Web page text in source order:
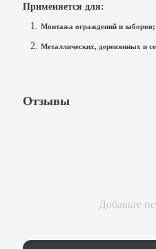
Применяется для:
Монтажа ограждений и заборов;
Металлических, деревянных и
Отзывы
Добавьте